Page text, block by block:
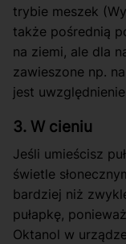
trybie meszek
także pośrednią
na ziemi, ale dla
zawieszone np.
jest
3. W cieniu
Jeśli umieścisz
świetle
bardziej niż
pułapkę,
Oktanol w